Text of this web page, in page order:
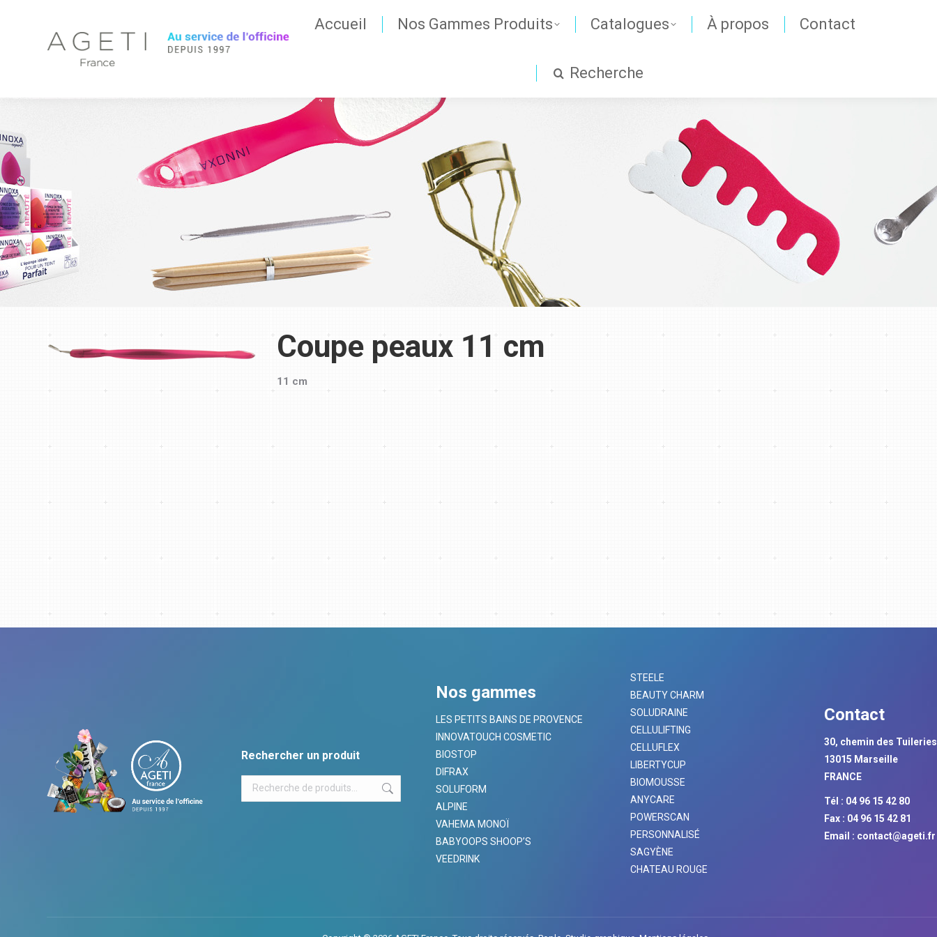
Accueil Nos Gammes Produits Catalogues À propos Contact
Recherche
Coupe peaux 11 cm
11 cm
Rechercher un produit
Nos gammes
LES PETITS BAINS DE PROVENCE
INNOVATOUCH COSMETIC
BIOSTOP
DIFRAX
SOLUFORM
ALPINE
VAHEMA MONOÏ
BABYOOPS SHOOP’S
VEEDRINK
STEELE
BEAUTY CHARM
SOLUDRAINE
CELLULIFTING
CELLUFLEX
LIBERTYCUP
BIOMOUSSE
ANYCARE
POWERSCAN
PERSONNALISÉ
SAGYÈNE
CHATEAU ROUGE
Contact
30, chemin des Tuileries
13015 Marseille
FRANCE
Tél : 04 96 15 42 80
Fax : 04 96 15 42 81
Email : contact@ageti.fr